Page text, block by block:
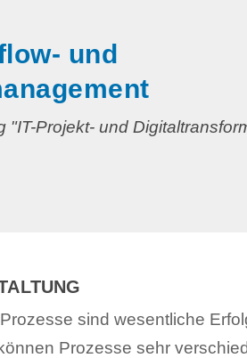
und
"IT-Projekt- und
sind wesentliche
Prozesse sehr